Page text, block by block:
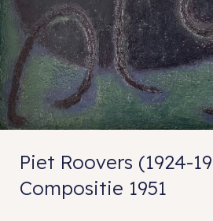
Piet Roovers (1924-
Compositie 1951